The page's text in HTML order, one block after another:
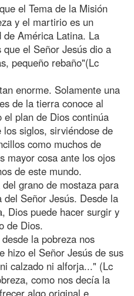
el Tema de la Misión
y el martirio es un
América Latina. La
el Señor Jesús dio a
pequeño rebaño"(Lc
enorme. Solamente una
de la tierra conoce al
el plan de Dios continúa
siglos, sirviéndose de
como muchos de
mayor cosa ante los ojos
de este mundo.
grano de mostaza para
Señor Jesús. Desde la
Dios puede hacer surgir y
de Dios.
la pobreza nos
hizo el Señor Jesús de sus
calzado ni alforja..." (Lc
como nos decía la
algo original e